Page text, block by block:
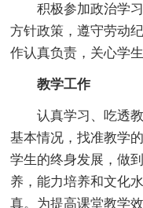
积极参加政治学习
方针政策，遵守劳动
作认真负责，关心学
教学工作
认真学习、吃透教
基本情况，找准教学
学生的终身发展，做
养，能力培养和文化
真。为提高课堂教学